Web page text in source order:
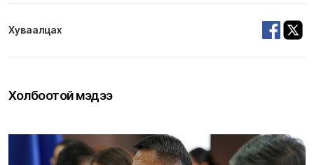
Хуваалцах
Холбоотой мэдээ